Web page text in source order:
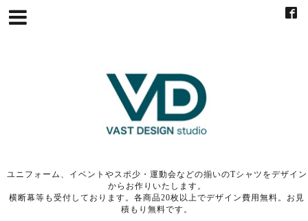
ユニフォーム、イベントやスポ少・運動会などの揃いのTシャツをデザイン
からお作りいたします。
横断幕等も受付しております。各商品20枚以上でデザイン費用無料。お見
積もり無料です。